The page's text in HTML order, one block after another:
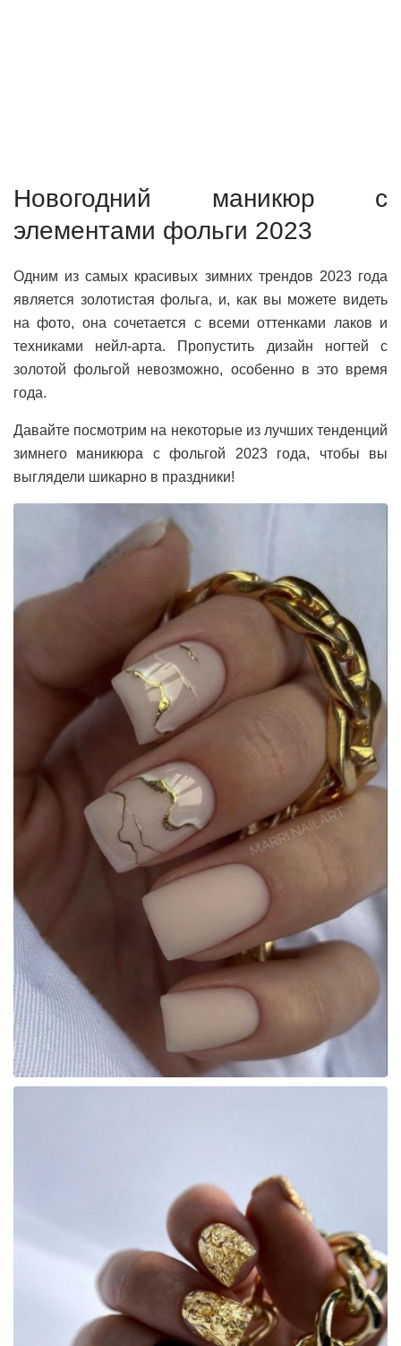
Новогодний маникюр с
элементами фольги 2023
Одним из самых красивых зимних трендов 2023 года
является золотистая фольга, и, как вы можете видеть
на фото, она сочетается с всеми оттенками лаков и
техниками нейл-арта. Пропустить дизайн ногтей с
золотой фольгой невозможно, особенно в это время
года.
Давайте посмотрим на некоторые из лучших тенденций
зимнего маникюра с фольгой 2023 года, чтобы вы
выглядели шикарно в праздники!